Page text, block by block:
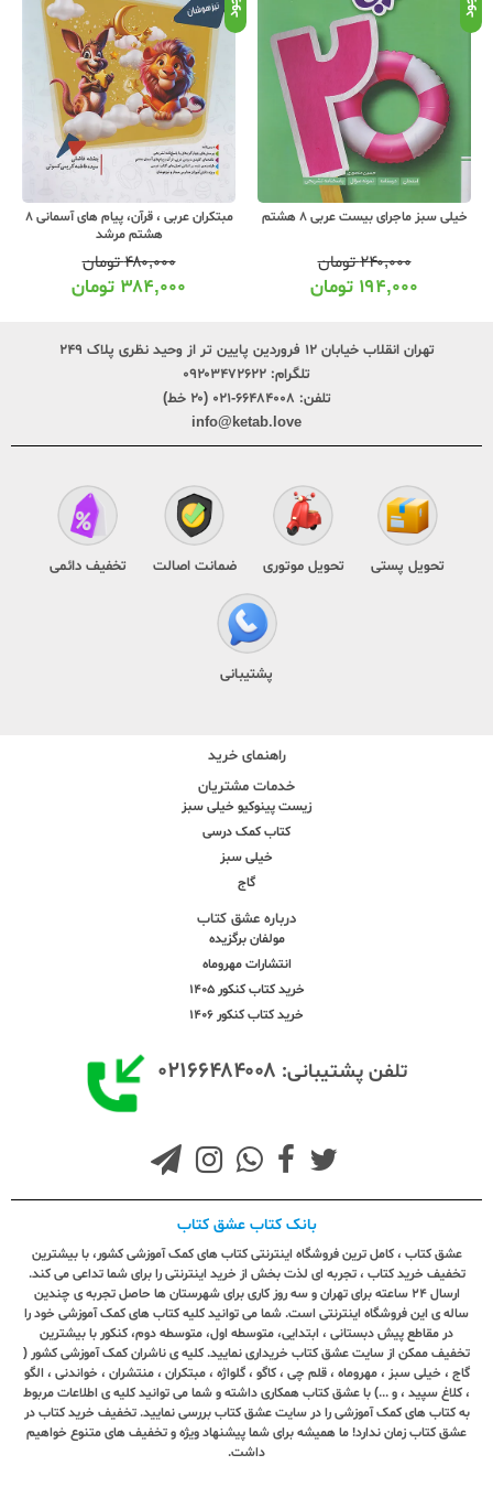
خیلی سبز ماجرای بیست عربی 8 هشتم
۲۴۰,۰۰۰تومان
۱۹۴,۰۰۰ تومان
مبتکران عربی ، قرآن، پیام های آسمانی 8
هشتم مرشد
۴۸۰,۰۰۰تومان
۳۸۴,۰۰۰ تومان
تهران انقلاب خیابان ۱۲ فروردین پایین تر از وحید نظری پلاک ۲۴۹
تلگرام: ۰۹۲۰۳۴۷۲۶۲۲
تلفن: ۶۶۴۸۴۰۰۸-۰۲۱ (۲۰ خط)
info@ketab.love
تحویل پستی تحویل موتوری ضمانت اصالت تخفیف دائمی
پشتیبانی
راهنمای خرید
خدمات مشتریان
زیست پینوکیو خیلی سبز
کتاب کمک درسی
خیلی سبز
گاج
درباره عشق کتاب
مولفان برگزیده
انتشارات مهروماه
خرید کتاب کنکور 1405
خرید کتاب کنکور 1406
تلفن پشتیبانی: ۰۲۱۶۶۴۸۴۰۰۸
بانک کتاب عشق کتاب
عشق کتاب ، کامل ترین فروشگاه اینترنتی کتاب های کمک آموزشی کشور، با بیشترین
تخفیف خرید کتاب ، تجربه ای لذت بخش از خرید اینترنتی را برای شما تداعی می کند.
ارسال ٢٤ ساعته برای تهران و سه روز کاری برای شهرستان ها حاصل تجربه ی چندین
ساله ی این فروشگاه اینترنتی است. شما می توانید کلیه کتاب های کمک آموزشی خود را
در مقاطع پیش دبستانی ، ابتدایی، متوسطه اول، متوسطه دوم، کنکور با بیشترین
تخفیف ممکن از سایت عشق کتاب خریداری نمایید. کلیه ی ناشران کمک آموزشی کشور (
گاج ، خیلی سبز ، مهروماه ، قلم چی ، کاگو ، گلواژه ، مبتکران ، منتشران ، خواندنی ، الگو
، کلاغ سپید ، و ...) با عشق کتاب همکاری داشته و شما می توانید کلیه ی اطلاعات مربوط
به کتاب های کمک آموزشی را در سایت عشق کتاب بررسی نمایید. تخفیف خرید کتاب در
عشق کتاب زمان ندارد! ما همیشه برای شما پیشنهاد ویژه و تخفیف های متنوع خواهیم
داشت.